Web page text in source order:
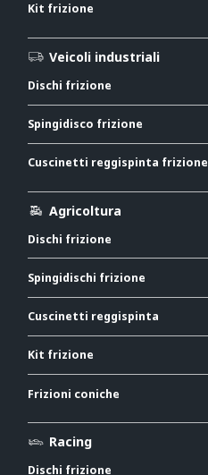
Kit frizione
Veicoli industriali
Dischi frizione
Spingidisco frizione
Cuscinetti reggispinta frizione
Agricoltura
Dischi frizione
Spingidischi frizione
Cuscinetti reggispinta
Kit frizione
Frizioni coniche
Racing
Dischi frizione